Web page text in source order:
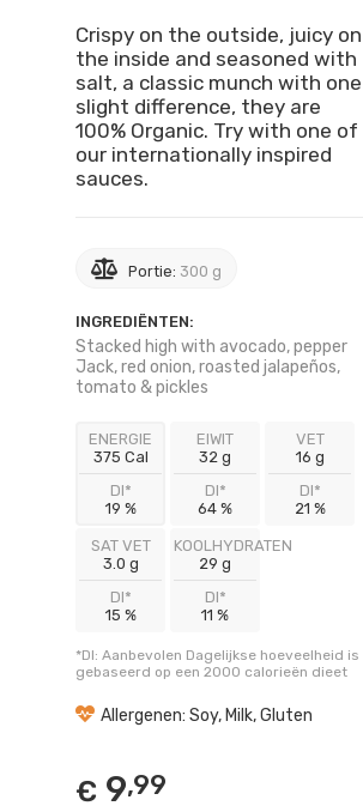
Crispy on the outside, juicy on
the inside and seasoned with
salt, a classic munch with one
slight difference, they are
100% Organic. Try with one of
our internationally inspired
sauces.
Portie: 300 g
INGREDIËNTEN:
Stacked high with avocado, pepper
Jack, red onion, roasted jalapeños,
tomato & pickles
ENERGIE
375 Cal
DI*
19 %
EIWIT
32 g
DI*
64 %
VET
16 g
DI*
21 %
SAT VET
3.0 g
DI*
15 %
KOOLHYDRATEN
29 g
DI*
11 %
*DI: Aanbevolen Dagelijkse hoeveelheid is
gebaseerd op een 2000 calorieën dieet
Allergenen: Soy, Milk, Gluten
€ 9,99